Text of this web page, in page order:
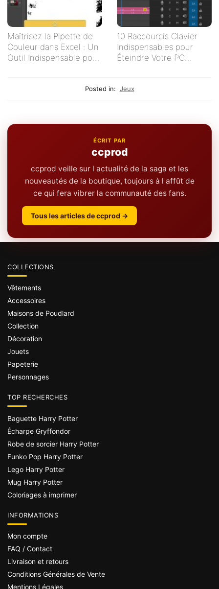
Maîtrisez la Pipette de
Couleur dans Excel : Un
Outil Indispensable pour
10 Raccourcis Clavier
Indispensables pour
Éteindre Votre PC
Posted in: Jeux
ÉCRIT PAR
ccprod
ccprod veille sur l actualité de la saga et les
nouveautés de la boutique, toujours à l affût de
ce qui fera vibrer la communauté des fans.
Tous les articles de ccprod →
COLLECTIONS
Vêtements
Accessoires
Maisons de Poudlard
Collection
Décoration
Jouets
Papeterie
Personnages
TOP RECHERCHES
Baguette Harry Potter
Écharpe Gryffondor
Robe de sorcier Harry Potter
Funko Pop Harry Potter
Lego Harry Potter
Mug Harry Potter
Coloriages à imprimer
INFORMATIONS
Mon compte
FAQ / Contact
Livraison et retours
Conditions Générales de Vente
Mentions Légales